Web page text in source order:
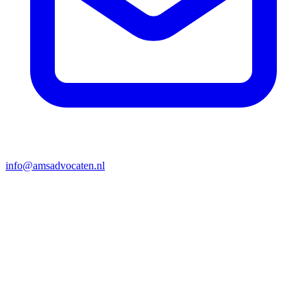
info@amsadvocaten.nl